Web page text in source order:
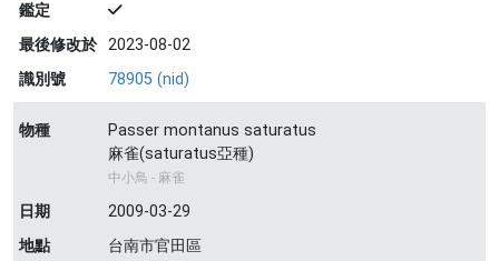
鑑定
最後修改於 2023-08-02
識別號
78905 (nid)
物種
Passer montanus saturatus
麻雀(saturatus亞種)
中小鳥 - 麻雀
日期
2009-03-29
地點
台南市官田區